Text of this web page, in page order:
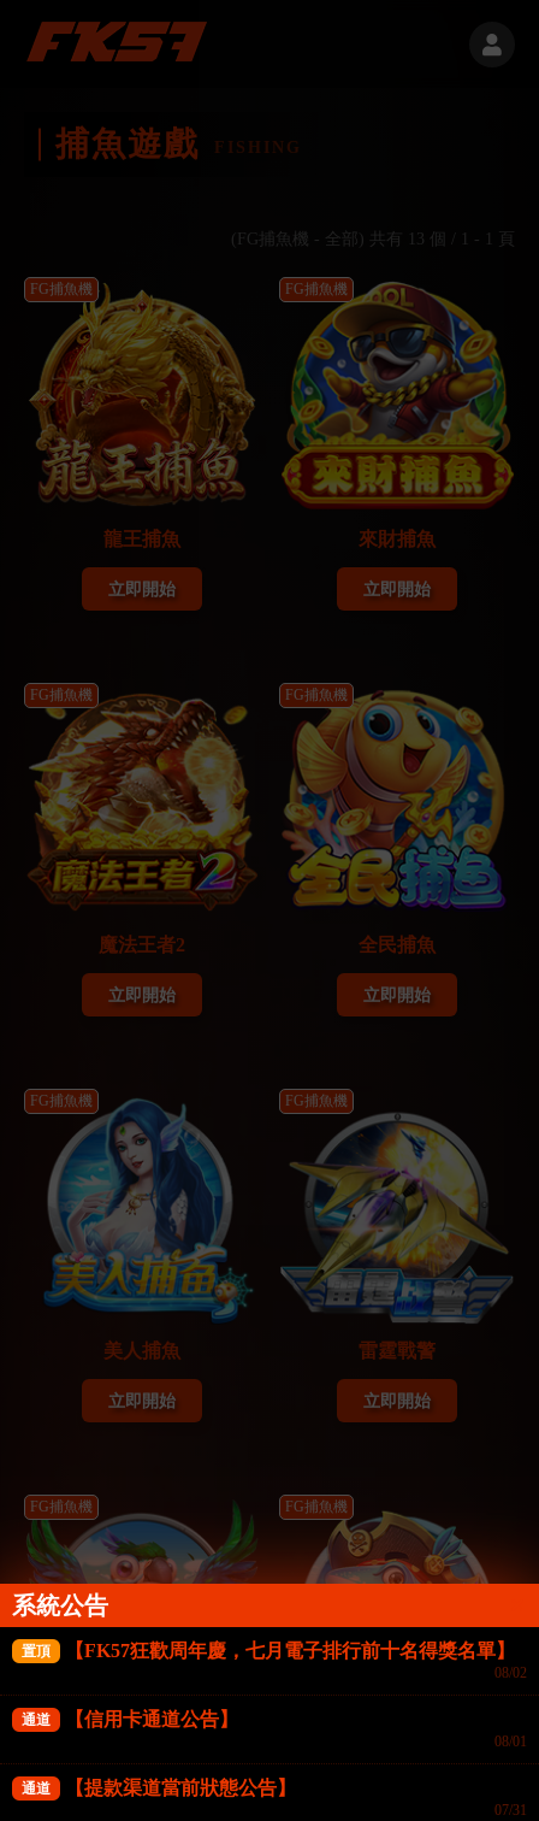
捕魚遊戲 FISHING
(FG捕魚機 - 全部) 共有 13 個 / 1 - 1 頁
FG捕魚機
龍王捕魚
立即開始
FG捕魚機
來財捕魚
立即開始
FG捕魚機
魔法王者2
立即開始
FG捕魚機
全民捕魚
立即開始
FG捕魚機
美人捕魚
立即開始
FG捕魚機
雷霆戰警
立即開始
FG捕魚機 FG捕魚機
系統公告
置頂 【FK57狂歡周年慶，七月電子排行前十名得獎名單】
08/02
通道 【信用卡通道公告】
08/01
通道 【提款渠道當前狀態公告】
07/31